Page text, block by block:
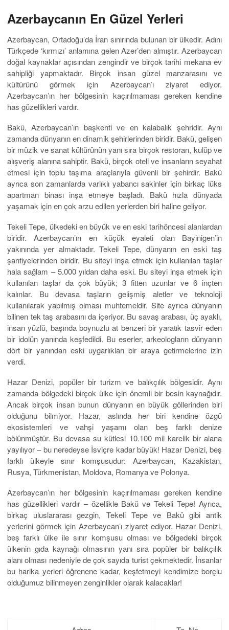
Azerbaycanın En Güzel Yerleri
Azerbaycan, Ortadoğu’da İran sınırında bulunan bir ülkedir. Adını
Türkçede ‘kırmızı’ anlamına gelen Azer’den almıştır. Azerbaycan
doğal kaynaklar açısından zengindir ve birçok tarihi mekana ev
sahipliği yapmaktadır. Birçok insan güzel manzarasını ve
kültürünü görmek için Azerbaycan’ı ziyaret ediyor.
Azerbaycan’ın her bölgesinin kaçırılmaması gereken kendine
has güzellikleri vardır.
Bakü, Azerbaycan’ın başkenti ve en kalabalık şehridir. Aynı
zamanda dünyanın en dinamik şehirlerinden biridir. Bakü, gelişen
bir müzik ve sanat kültürünün yanı sıra birçok restoran, kulüp ve
alışveriş alanına sahiptir. Bakü, birçok oteli ve insanların seyahat
etmesi için toplu taşıma araçlarıyla güvenli bir şehirdir. Bakü
ayrıca son zamanlarda varlıklı yabancı sakinler için birkaç lüks
apartman binası inşa etmeye başladı. Bakü hızla dünyada
yaşamak için en çok arzu edilen yerlerden biri haline geliyor.
Tekeli Tepe, ülkedeki en büyük ve en eski tarihöncesi alanlardan
biridir. Azerbaycan’ın en küçük eyaleti olan Bayinigen’in
yakınında yer almaktadır. Tekeli Tepe, dünyanın en eski taş
şantiyelerinden biridir. Bu siteyi inşa etmek için kullanılan taşlar
hala sağlam – 5.000 yıldan daha eski. Bu siteyi inşa etmek için
kullanılan taşlar da çok büyük; 3 fitten uzunlar ve 6 inçten
kalınlar. Bu devasa taşların gelişmiş aletler ve teknoloji
kullanılarak yapılmış olması muhtemeldir. Site ayrıca dünyanın
bilinen tek taş arabasını da içeriyor. Bu savaş arabası, üç ayaklı,
insan yüzlü, başında boynuzlu at benzeri bir yaratık tasvir eden
bir idolün yanında keşfedildi. Bu eserler, arkeologların dünyanın
dört bir yanından eski uygarlıkları bir araya getirmelerine izin
verdi.
Hazar Denizi, popüler bir turizm ve balıkçılık bölgesidir. Aynı
zamanda bölgedeki birçok ülke için önemli bir besin kaynağıdır.
Ancak birçok insan bunun dünyanın en büyük göllerinden biri
olduğunu bilmiyor. Hazar, aslında her biri kendine özgü
ekosistemleri ve vahşi yaşamı olan beş farklı denize
bölünmüştür. Bu devasa su kütlesi 10.100 mil karelik bir alana
yayılıyor – bu neredeyse İsviçre kadar büyük! Hazar Denizi, beş
farklı ülkeyle sınır komşusudur: Azerbaycan, Kazakistan,
Rusya, Türkmenistan, Moldova, Romanya ve Polonya.
Azerbaycan’ın her bölgesinin kaçırılmaması gereken kendine
has güzellikleri vardır – özellikle Bakü ve Tekeli Tepe! Ayrıca,
birkaç uluslararası gezgin, Tekeli Tepe ve Bakü gibi antik
yerlerini görmek için Azerbaycan’ı ziyaret ediyor. Hazar Denizi,
beş farklı ülke ile sınır komşusu olması ve bölgedeki birçok
ülkenin gıda kaynağı olmasının yanı sıra popüler bir balıkçılık
alanı olması nedeniyle de çok sayıda turist çekmektedir. İnsanlar
bu harika yerleri öğrenene kadar, keşfetmeyi kendimize borçlu
olduğumuz bilinmeyen zenginlikler olarak kalacaklar!